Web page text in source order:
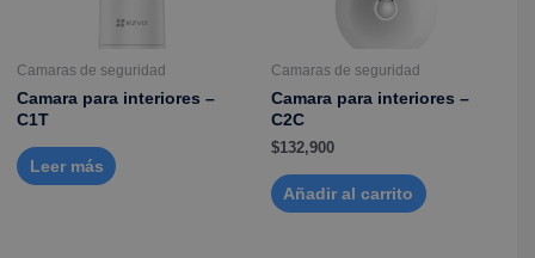
Camaras de seguridad
Camara para interiores –
C1T
Leer más
Camaras de seguridad
Camara para interiores –
C2C
$132,900
Añadir al carrito